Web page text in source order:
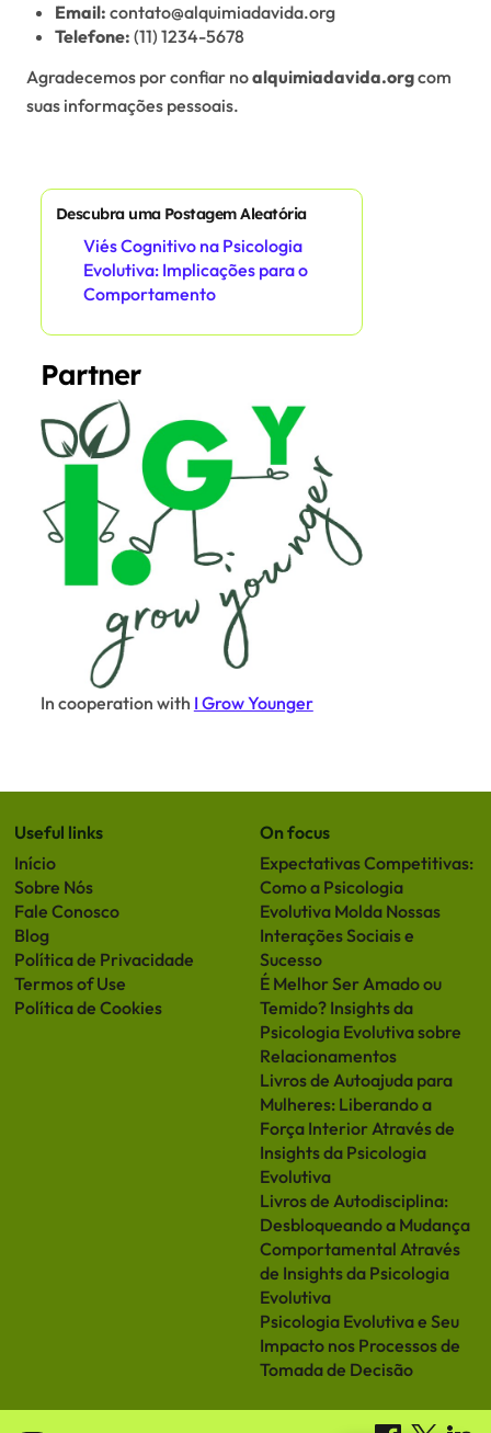
Email: contato@alquimiadavida.org
Telefone: (11) 1234-5678
Agradecemos por confiar noalquimiadavida.orgcom
suas informações pessoais.
Descubra uma Postagem Aleatória
Viés Cognitivo na Psicologia
Evolutiva: Implicações para o
Comportamento
Partner
In cooperation with I Grow Younger
Useful links
Início
Sobre Nós
Fale Conosco
Blog
Política de Privacidade
Termos of Use
Política de Cookies
On focus
Expectativas Competitivas:
Como a Psicologia
Evolutiva Molda Nossas
Interações Sociais e
Sucesso
É Melhor Ser Amado ou
Temido? Insights da
Psicologia Evolutiva sobre
Relacionamentos
Livros de Autoajuda para
Mulheres: Liberando a
Força Interior Através de
Insights da Psicologia
Evolutiva
Livros de Autodisciplina:
Desbloqueando a Mudança
Comportamental Através
de Insights da Psicologia
Evolutiva
Psicologia Evolutiva e Seu
Impacto nos Processos de
Tomada de Decisão